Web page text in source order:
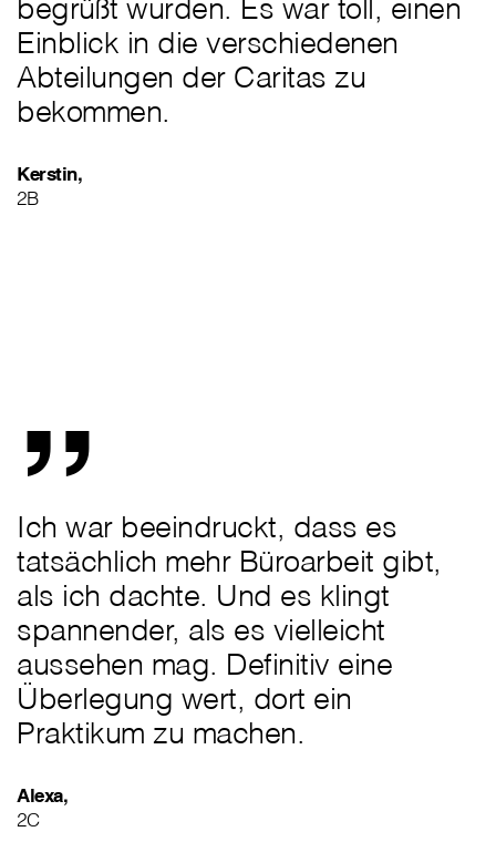
begrüßt wurden. Es war toll, einen
Einblick in die verschiedenen
Abteilungen der Caritas zu
bekommen.
Kerstin,
2B
„
Ich war beeindruckt, dass es
tatsächlich mehr Büroarbeit gibt,
als ich dachte. Und es klingt
spannender, als es vielleicht
aussehen mag. Definitiv eine
Überlegung wert, dort ein
Praktikum zu machen.
Alexa,
2C